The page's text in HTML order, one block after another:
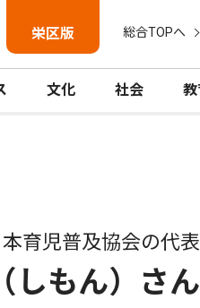
栄区版 総合TOPへ
文化 社会
育児普及協会の代
しもん）さん